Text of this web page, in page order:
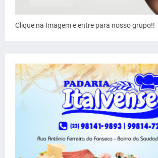
Clique na Imagem e entre para nosso grupo!!